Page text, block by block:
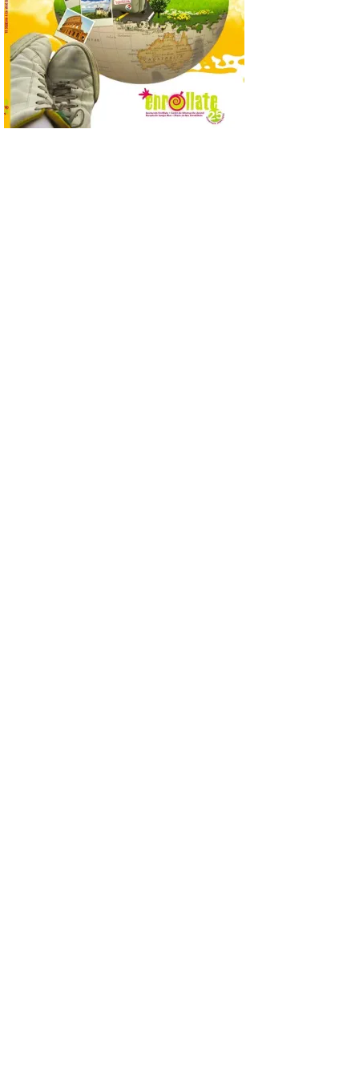
solar del 12 de agosto de 2026 sin
obstáculos. El visor es una herramienta a
la […]
Paradores renueva su
compromiso con La Vuelta
como patrocinador oficial